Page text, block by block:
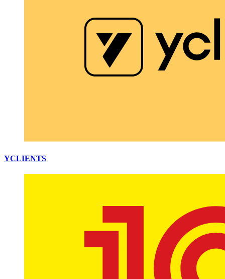
YCLIENTS